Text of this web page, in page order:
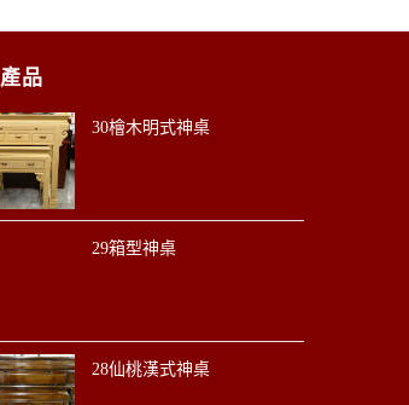
產品
30檜木明式神桌
29箱型神桌
28仙桃漢式神桌